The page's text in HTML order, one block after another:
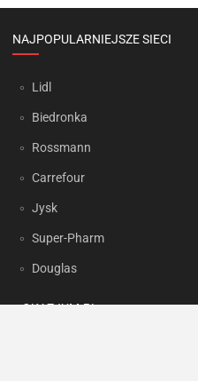
NAJPOPULARNIEJSZE SIECI
Lidl
Biedronka
Rossmann
Carrefour
Jysk
Super-Pharm
Douglas
OKAZJUM.PL